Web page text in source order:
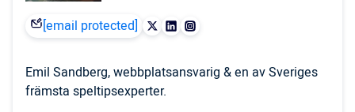
[email protected]
Emil Sandberg, webbplatsansvarig & en av Sveriges
främsta speltipsexperter.